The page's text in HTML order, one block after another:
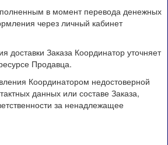
в момент перевода денежных
через личный кабинет
доставки Заказа Координатор уточняет
Продавца.
Координатором недостоверной
данных или составе Заказа,
за ненадлежащее